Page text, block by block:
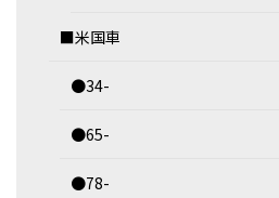
■米国車
●34-
●65-
●78-